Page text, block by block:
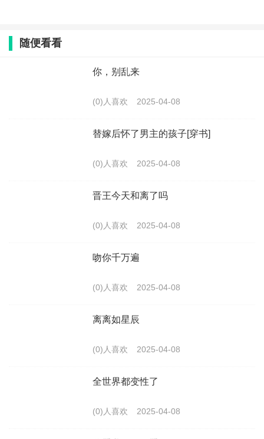
随便看看
你，别乱来
(0)人喜欢 2025-04-08
替嫁后怀了男主的孩子[穿书]
(0)人喜欢 2025-04-08
晋王今天和离了吗
(0)人喜欢 2025-04-08
吻你千万遍
(0)人喜欢 2025-04-08
离离如星辰
(0)人喜欢 2025-04-08
全世界都变性了
(0)人喜欢 2025-04-08